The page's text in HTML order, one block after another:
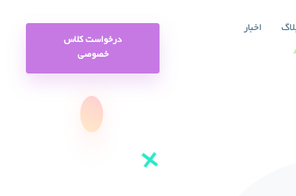
اخبار
درخواست کلاس
خصوصی